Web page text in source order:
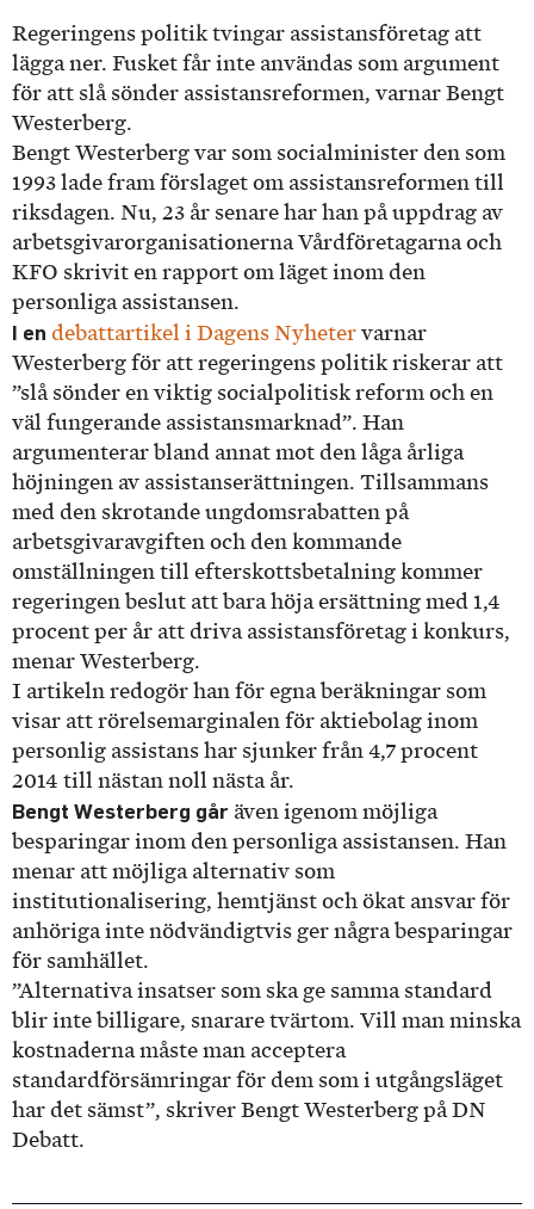
Regeringens politik tvingar assistansföretag att
lägga ner. Fusket får inte användas som argument
för att slå sönder assistansreformen, varnar Bengt
Westerberg.
Bengt Westerberg var som socialminister den som
1993 lade fram förslaget om assistansreformen till
riksdagen. Nu, 23 år senare har han på uppdrag av
arbetsgivarorganisationerna Vårdföretagarna och
KFO skrivit en rapport om läget inom den
personliga assistansen.
I en debattartikel i Dagens Nyheter varnar
Westerberg för att regeringens politik riskerar att
”slå sönder en viktig socialpolitisk reform och en
väl fungerande assistansmarknad”. Han
argumenterar bland annat mot den låga årliga
höjningen av assistanserättningen. Tillsammans
med den skrotande ungdomsrabatten på
arbetsgivaravgiften och den kommande
omställningen till efterskottsbetalning kommer
regeringen beslut att bara höja ersättning med 1,4
procent per år att driva assistansföretag i konkurs,
menar Westerberg.
I artikeln redogör han för egna beräkningar som
visar att rörelsemarginalen för aktiebolag inom
personlig assistans har sjunker från 4,7 procent
2014 till nästan noll nästa år.
Bengt Westerberg går även igenom möjliga
besparingar inom den personliga assistansen. Han
menar att möjliga alternativ som
institutionalisering, hemtjänst och ökat ansvar för
anhöriga inte nödvändigtvis ger några besparingar
för samhället.
”Alternativa insatser som ska ge samma standard
blir inte billigare, snarare tvärtom. Vill man minska
kostnaderna måste man acceptera
standardförsämringar för dem som i utgångsläget
har det sämst”, skriver Bengt Westerberg på DN
Debatt.